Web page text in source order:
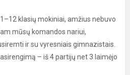
klasių mokiniai, amžius nebuvo
mūsų komandos nariui,
ir su vyresniais gimnazistais.
– iš 4 partijų net 3 laimėjo